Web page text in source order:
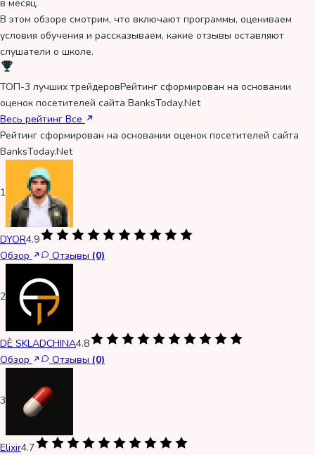
в месяц.
В этом обзоре смотрим, что включают программы, оцениваем
условия обучения и рассказываем, какие отзывы оставляют
слушатели о школе.
ТОП-3 лучших трейдеровРейтинг сформирован на основании
оценок посетителей сайта BanksToday.Net
Весь рейтинг Все
Рейтинг сформирован на основании оценок посетителей сайта
BanksToday.Net
1
DYOR4.9
Обзор
Отзывы (0)
2
DÈ SKLADCHINA4.8
Обзор
Отзывы (0)
3
Elixir4.7